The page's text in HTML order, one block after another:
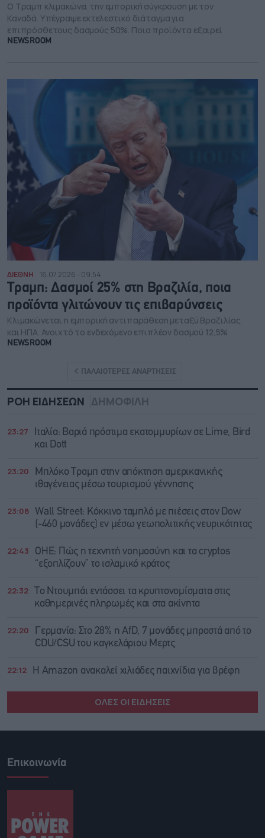
Ο Τραμπ κλιμακώνει την εμπορική σύγκρουση με τον
Καναδά. Υπέγραψε εκτελεστικό διάταγμα για
επιπρόσθετους δασμούς 50%. Ποια προϊόντα εξαιρεί
NEWSROOM
ΔΙΕΘΝΗ 16.07.2026 - 09:54
Τραμπ: Δασμοί 25% στη Βραζιλία, ποια
προϊόντα γλιτώνουν τις επιβαρύνσεις
Κλιμακώνεται η εμπορική αντιπαράθεση μεταξύ Βραζιλίας
και ΗΠΑ. Ανοιχτό το ενδεχόμενο επιπλέον δασμού 12,5%
NEWSROOM
ΠΑΛΑΙΟΤΕΡΕΣ ΑΝΑΡΤΗΣΕΙΣ
ΡΟΗ ΕΙΔΗΣΕΩΝ ΔΗΜΟΦΙΛΗ
23:27
Ιταλία: Βαριά πρόστιμα εκατομμυρίων σε Lime, Bird
και Dott
23:20
Μπλόκο Τραμπ στην απόκτηση αμερικανικής
ιθαγένειας μέσω τουρισμού γέννησης
23:08
Wall Street: Κόκκινο ταμπλό με πιέσεις στον Dow
(-460 μονάδες) εν μέσω γεωπολιτικής νευρικότητας
22:43
ΟΗΕ: Πώς η τεχνητή νοημοσύνη και τα cryptos
“εξοπλίζουν” το ισλαμικό κράτος
22:32
Το Ντουμπάι εντάσσει τα κρυπτονομίσματα στις
καθημερινές πληρωμές και στα ακίνητα
22:20
Γερμανία: Στο 28% η AfD, 7 μονάδες μπροστά από το
CDU/CSU του καγκελάριου Μερτς
22:12 Η Amazon ανακαλεί χιλιάδες παιχνίδια για βρέφη
ΟΛΕΣ ΟΙ ΕΙΔΗΣΕΙΣ
Επικοινωνία